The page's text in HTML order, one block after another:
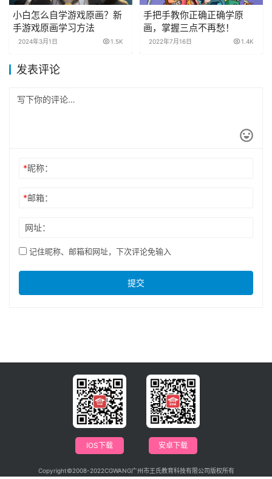
小白怎么自学游戏原画？新
手游戏原画学习方法
2024年3月1日 1.5K
手把手教你正确正确学原
画，掌握三点不再愁！
2022年7月16日 1.4K
发表评论
*昵称：
*邮箱：
网址：
记住昵称、邮箱和网址，下次评论免输入
提交
IOS下载 安卓下载
Copyright©2008-2022CGWANG广州市王氏教育科技有限公司版权所有